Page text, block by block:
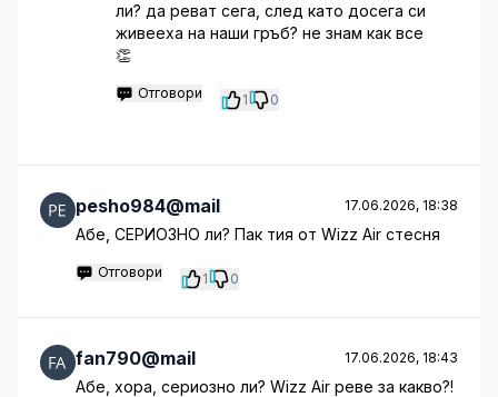
ли? да реват сега, след като досега си
живееха на наши гръб? не знам как все
👏
Отговори 1 0
pesho984@mail 17.06.2026, 18:38
Абе, СЕРИОЗНО ли? Пак тия от Wizz Air стесня
Отговори 1 0
fan790@mail 17.06.2026, 18:43
Абе, хора, сериозно ли? Wizz Air реве за какво?!